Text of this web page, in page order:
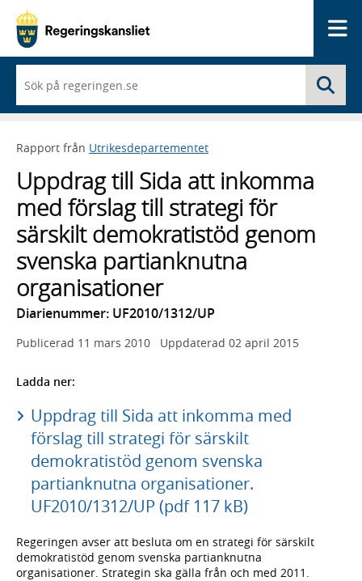
du
börjar
skriva
framträder
lista
med
sökförslag
Rapport från Utrikesdepartementet
Uppdrag till Sida att inkomma
med förslag till strategi för
särskilt demokratistöd genom
svenska partianknutna
organisationer
Diarienummer: UF2010/1312/UP
Publicerad 11 mars 2010 Uppdaterad 02 april 2015
Ladda ner:
Uppdrag till Sida att inkomma med
förslag till strategi för särskilt
demokratistöd genom svenska
partianknutna organisationer.
UF2010/1312/UP (pdf 117 kB)
Regeringen avser att besluta om en strategi för särskilt
demokratistöd genom svenska partianknutna
organisationer. Strategin ska gälla från och med 2011.